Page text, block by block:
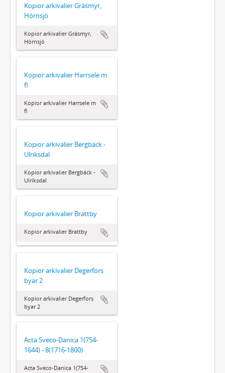
Kopior arkivalier Gräsmyr,
Hörnsjö
Kopior arkivalier Gräsmyr,
Hörnsjö
Kopior arkivalier Harrsele m
fl
Kopior arkivalier Harrsele m
fl
Kopior arkivalier Bergbäck -
Ulriksdal
Kopior arkivalier Bergbäck -
Ulriksdal
Kopior arkivalier Brattby
Kopior arkivalier Brattby
Kopior arkivalier Degerfors
byar 2
Kopior arkivalier Degerfors
byar 2
Acta Sveco-Danica 1(754-
1644) - 8(1716-1800)
Acta Sveco-Danica 1(754-